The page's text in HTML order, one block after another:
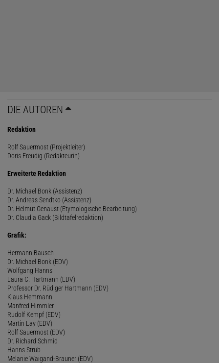
DIE AUTOREN
Redaktion
Rolf Sauermost (Projektleiter)
Doris Freudig (Redakteurin)
Erweiterte Redaktion
Dr. Michael Bonk (Assistenz)
Dr. Andreas Sendtko (Assistenz)
Dr. Helmut Genaust (Etymologische Bearbeitung)
Dr. Claudia Gack (Bildtafelredaktion)
Grafik:
Hermann Bausch
Dr. Michael Bonk (EDV)
Wolfgang Hanns
Laura C. Hartmann (EDV)
Professor Dr. Rüdiger Hartmann (EDV)
Klaus Hemmann
Manfred Himmler
Rudolf Kempf (EDV)
Martin Lay (EDV)
Rolf Sauermost (EDV)
Dr. Richard Schmid
Hanns Strub
Melanie Waigand-Brauner (EDV)